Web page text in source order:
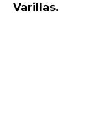
Varillas.